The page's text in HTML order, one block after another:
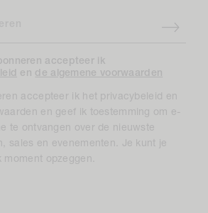
accepteer ik
en de algemene voorwaarden
accepteer ik het privacybeleid en
en geef ik toestemming om e-
te ontvangen over de nieuwste
sales en evenementen. Je kunt je
opzeggen.